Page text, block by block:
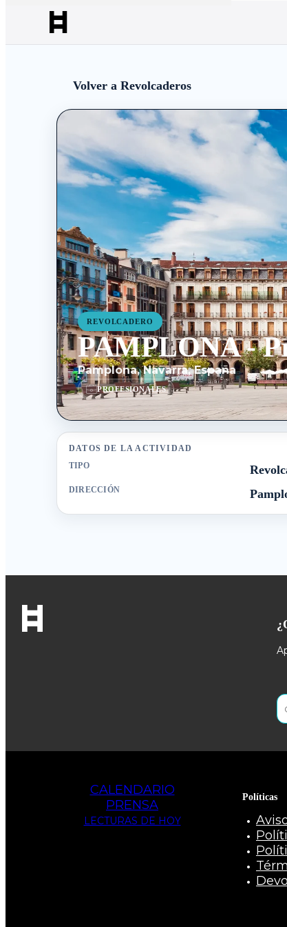
Volver a Revolcaderos
REVOLCADERO
PAMPLONA -
Pamplona, Navarra, España
PROFESIONALES
DATOS DE LA ACTIVIDAD
TIPO
DIRECCIÓN
CALENDARIO
PRENSA
LECTURAS DE HOY
Políticas